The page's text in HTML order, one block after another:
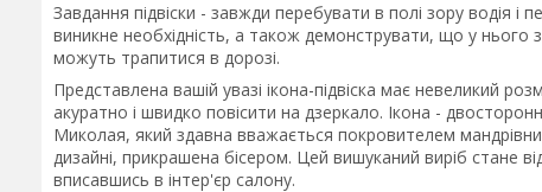
Завдання підвіски - завжди перебувати в полі зору водія
виникне необхідність, а також демонструвати, що у нього
можуть трапитися в дорозі.
Представлена вашій увазі ікона-підвіска має невеликий
акуратно і швидко повісити на дзеркало. Ікона -
Миколая, який здавна вважається покровителем
дизайні, прикрашена бісером. Цей вишуканий виріб стане
вписавшись в інтер'єр салону.